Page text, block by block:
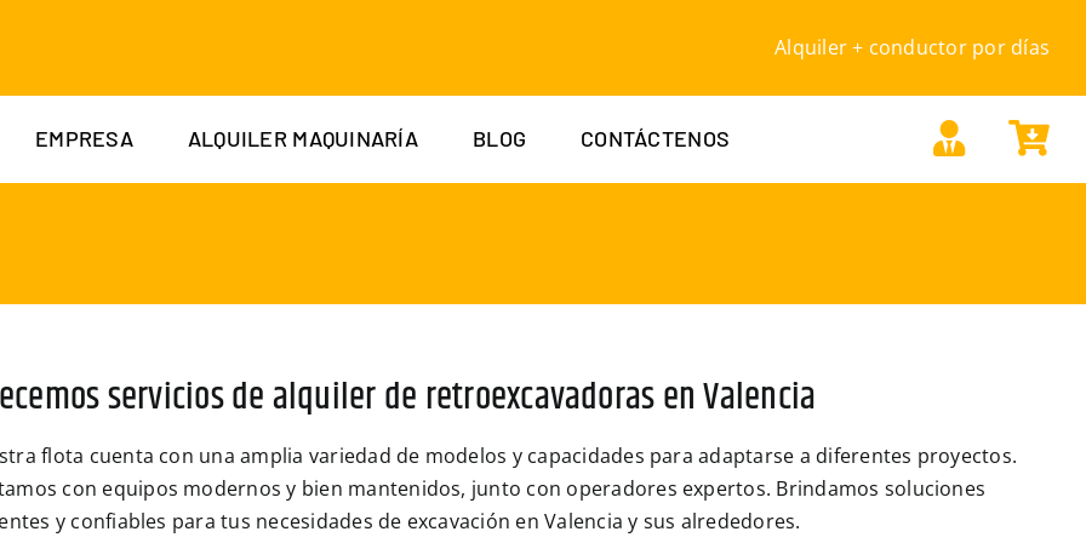
Alquiler + conductor por días
EMPRESA ALQUILER MAQUINARÍA BLOG CONTÁCTENOS
servicios de alquiler de retroexcavadoras en Valencia
flota cuenta con una amplia variedad de modelos y capacidades para adaptarse a diferentes proyectos.
con equipos modernos y bien mantenidos, junto con operadores expertos. Brindamos soluciones
y confiables para tus necesidades de excavación en Valencia y sus alrededores.